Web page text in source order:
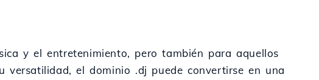
y el entretenimiento, pero también para aquellos
el dominio .dj puede convertirse en una